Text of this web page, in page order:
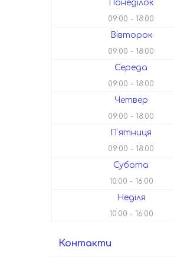
Понеділок
09:00 18:00
Вівторок
09:00 18:00
Середа
09:00 18:00
Четвер
09:00 18:00
Пʼятниця
09:00 18:00
Субота
10:00 16:00
Неділя
10:00 16:00
Контакти